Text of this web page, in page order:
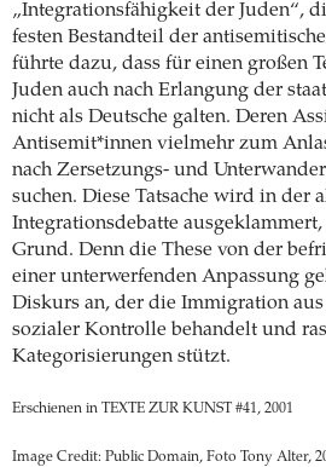
„Integrationsfähigkeit der Juden“,
festen Bestandteil der
führte dazu, dass für einen großen
Juden auch nach Erlangung der
nicht als Deutsche galten. Deren
Antisemit*innen vielmehr zum
nach Zersetzungs- und
suchen. Diese Tatsache wird in der
Integrationsdebatte
Grund. Denn die These von der
einer unterwerfenden Anpassung
Diskurs an, der die Immigration
sozialer Kontrolle behandelt und
Kategorisierungen stützt.
Erschienen in TEXTE ZUR KUNST #41, 2001
Image Credit: Public Domain, Foto Tony Alter,